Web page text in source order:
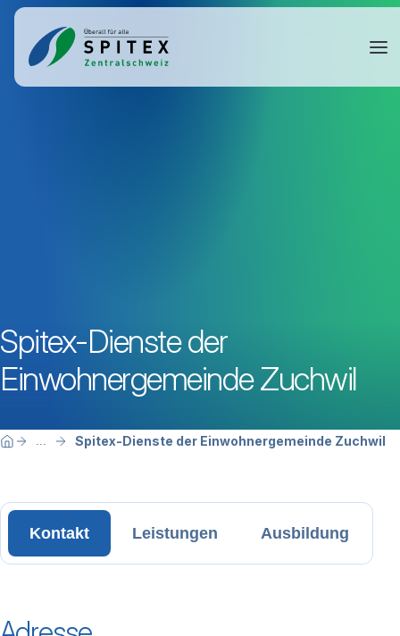
Spitex-Dienste der
Einwohnergemeinde Zuchwil
Breadcrumbnavigation
Sie befinden sich hier:
Home ... Spitex-Dienste der Einwohnergemeinde Zuchwil
Kontakt Leistungen Ausbildung